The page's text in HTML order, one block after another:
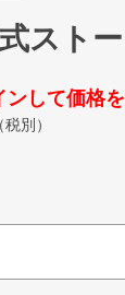
スト
ンして価格
税別）